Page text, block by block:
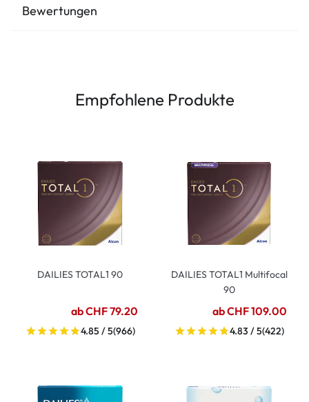
Bewertungen
Empfohlene Produkte
DAILIES TOTAL1 90
ab CHF 79.20
4.85 / 5(966)
DAILIES TOTAL1 Multifocal
90
ab CHF 109.00
4.83 / 5(422)